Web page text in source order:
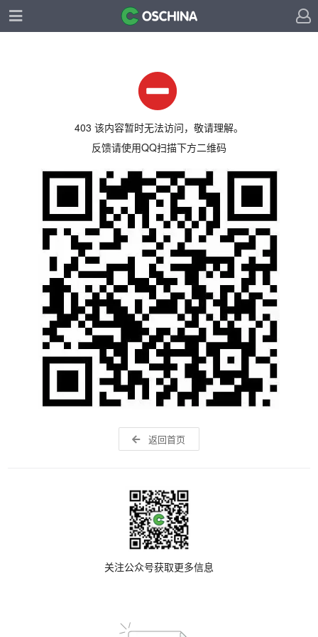
403 该内容暂时无法访问，敬请理解。
反馈请使用QQ扫描下方二维码
返回首页
关注公众号获取更多信息